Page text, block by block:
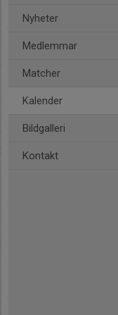
Nyheter
Medlemmar
Matcher
Kalender
Bildgalleri
Kontakt